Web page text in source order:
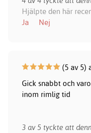
Hjälpte den här
Ja
Nej
(5 av 5)
Gick snabbt och
inom rimlig tid
3 av 5 tyckte att